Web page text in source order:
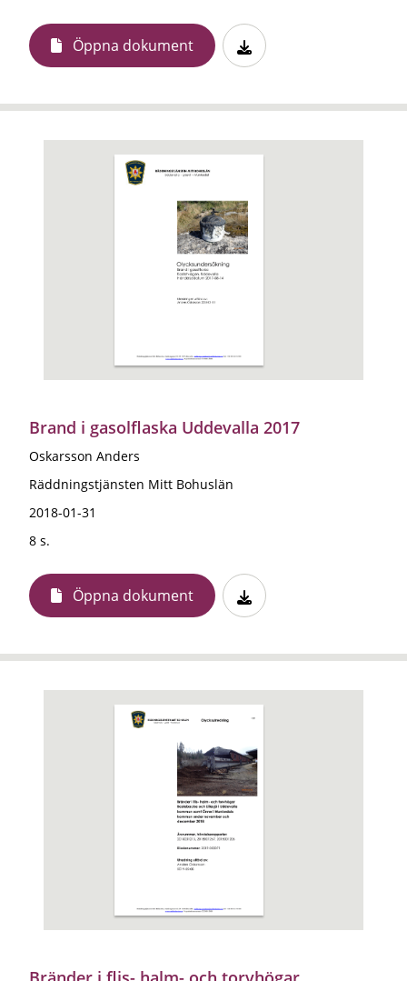
Öppna dokument
Brand i gasolflaska Uddevalla 2017
Oskarsson Anders
Räddningstjänsten Mitt Bohuslän
2018-01-31
8 s.
Öppna dokument